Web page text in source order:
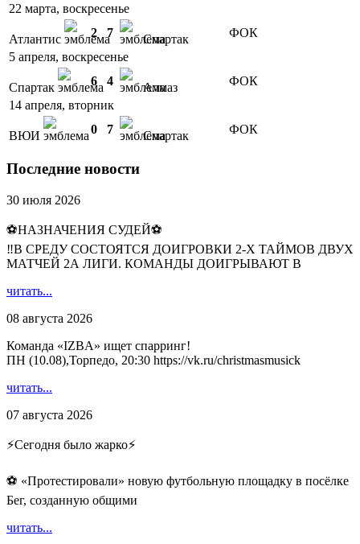
22 марта, воскресенье
Атлантис 2 7 Спартак
ФОК
5 апреля, воскресенье
Спартак 6 4 Алмаз
ФОК
14 апреля, вторник
ВЮИ 0 7 Спартак ФОК
Последние новости
30 июля 2026
⚽НАЗНАЧЕНИЯ СУДЕЙ⚽
‼В СРЕДУ СОСТОЯТСЯ ДОИГРОВКИ 2-Х ТАЙМОВ ДВУХ
МАТЧЕЙ 2А ЛИГИ. КОМАНДЫ ДОИГРЫВАЮТ В
читать...
08 августа 2026
Команда «IZBA» ищет спарринг!
ПН (10.08),Торпедо, 20:30 https://vk.ru/christmasmusick
читать...
07 августа 2026
⚡️Сегодня было жарко⚡️
⚽ ️«Протестировали» новую футбольную площадку в посёлке
Бег, созданную общими
читать...